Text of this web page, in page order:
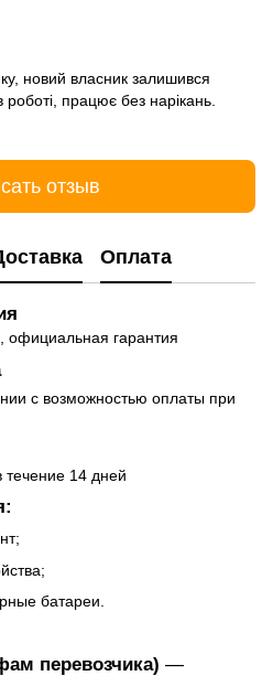
новий власник залишився
працює без нарікань.
отзыв
Оплата
официальная гарантия
с возможностью оплаты при
течение 14 дней
батареи.
перевозчика) —